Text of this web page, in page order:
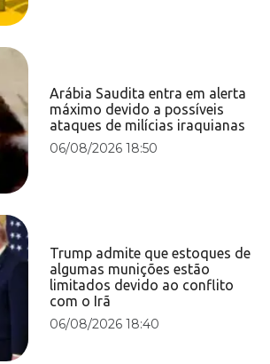
Arábia Saudita entra em alerta
máximo devido a possíveis
ataques de milícias iraquianas
06/08/2026 18:50
Trump admite que estoques de
algumas munições estão
limitados devido ao conflito
com o Irã
06/08/2026 18:40